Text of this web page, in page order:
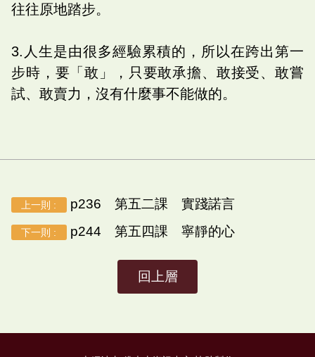
往往原地踏步。
3.人生是由很多經驗累積的，所以在跨出第一
步時，要「敢」，只要敢承擔、敢接受、敢嘗
試、敢賣力，沒有什麼事不能做的。
上一則 : p236 第五二課 實踐諾言
下一則 : p244 第五四課 寧靜的心
回上層